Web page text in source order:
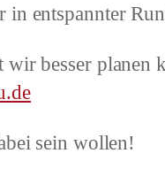
in entspannter
wir besser planen
sein wollen!